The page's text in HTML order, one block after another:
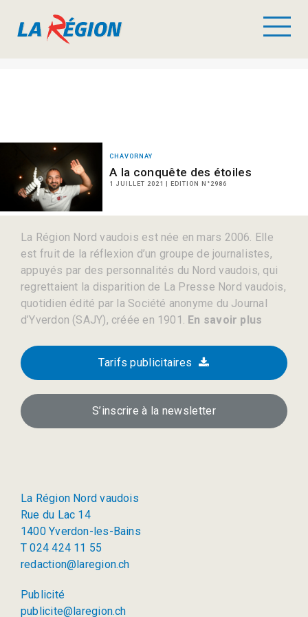
CHAVORNAY
A la conquête des étoiles
1 JUILLET 2021 | EDITION N°2986
La Région Nord vaudois est née en mars 2006. Elle
est fruit de la réflexion d’un groupe de journalistes,
appuyés par des personnalités du Nord vaudois, qui
regrettaient la disparition de La Presse Nord vaudois,
quotidien édité par la Société anonyme du Journal
d’Yverdon (SAJY), créée en 1901. En savoir plus
Tarifs publicitaires
S’inscrire à la newsletter
La Région Nord vaudois
Rue du Lac 14
1400 Yverdon-les-Bains
T 024 424 11 55
redaction@laregion.ch
Publicité
publicite@laregion.ch